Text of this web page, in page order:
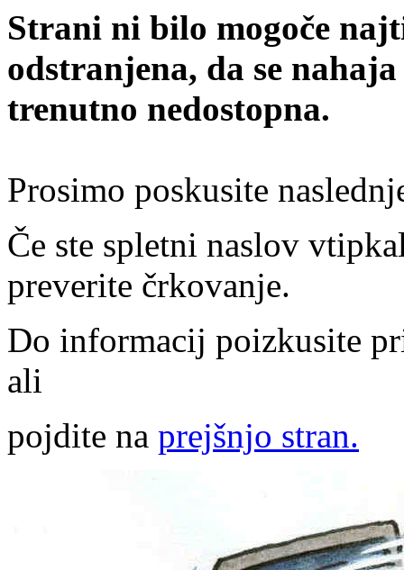
Strani ni bilo mogoče
odstranjena, da se
trenutno nedostopna.
Prosimo poskusite
Če ste spletni naslov
preverite črkovanje.
Do informacij poizkusite
ali
pojdite na prejšnjo stran.